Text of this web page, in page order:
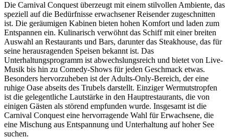
Die Carnival Conquest überzeugt mit einem stilvollen Ambiente, das
speziell auf die Bedürfnisse erwachsener Reisender zugeschnitten
ist. Die geräumigen Kabinen bieten hohen Komfort und laden zum
Entspannen ein. Kulinarisch verwöhnt das Schiff mit einer breiten
Auswahl an Restaurants und Bars, darunter das Steakhouse, das für
seine herausragenden Speisen bekannt ist. Das
Unterhaltungsprogramm ist abwechslungsreich und bietet von Live-
Musik bis hin zu Comedy-Shows für jeden Geschmack etwas.
Besonders hervorzuheben ist der Adults-Only-Bereich, der eine
ruhige Oase abseits des Trubels darstellt. Einziger Wermutstropfen
ist die gelegentliche Lautstärke in den Hauptrestaurants, die von
einigen Gästen als störend empfunden wurde. Insgesamt ist die
Carnival Conquest eine hervorragende Wahl für Erwachsene, die
eine Mischung aus Entspannung und Unterhaltung auf hoher See
suchen.